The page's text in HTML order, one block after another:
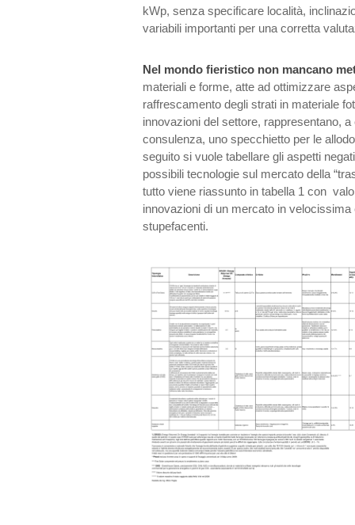
kWp, senza specificare località,
variabili importanti per una corretta
Nel mondo fieristico non mancano
materiali e forme, atte ad ottimizzare
raffrescamento degli strati in materiale
innovazioni del settore, rappresentano,
consulenza, uno specchietto per le
seguito si vuole tabellare gli aspetti
possibili tecnologie sul mercato della
tutto viene riassunto in tabella 1 con
innovazioni di un mercato in
stupefacenti.